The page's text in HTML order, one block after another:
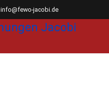
info@fewo-jacobi.de